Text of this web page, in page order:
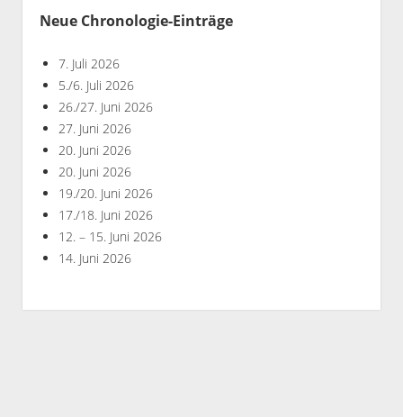
Neue Chronologie-Einträge
7. Juli 2026
5./6. Juli 2026
26./27. Juni 2026
27. Juni 2026
20. Juni 2026
20. Juni 2026
19./20. Juni 2026
17./18. Juni 2026
12. – 15. Juni 2026
14. Juni 2026